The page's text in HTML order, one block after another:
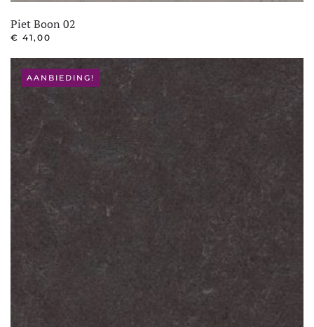
Piet Boon 02
€ 41,00
AANBIEDING!